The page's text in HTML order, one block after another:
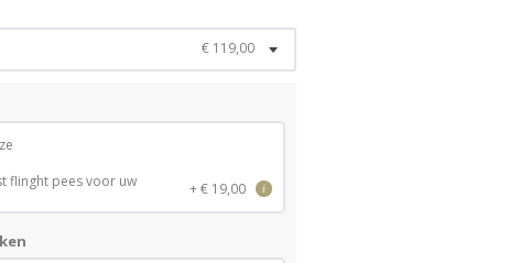
€ 119,00
flinght pees voor uw
+ € 19,00 i